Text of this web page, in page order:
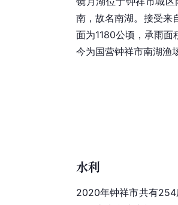
南，故名南湖。接受来
面为1180公顷，承雨面
今为国营钟祥市南湖渔
水利
2020年钟祥市共有